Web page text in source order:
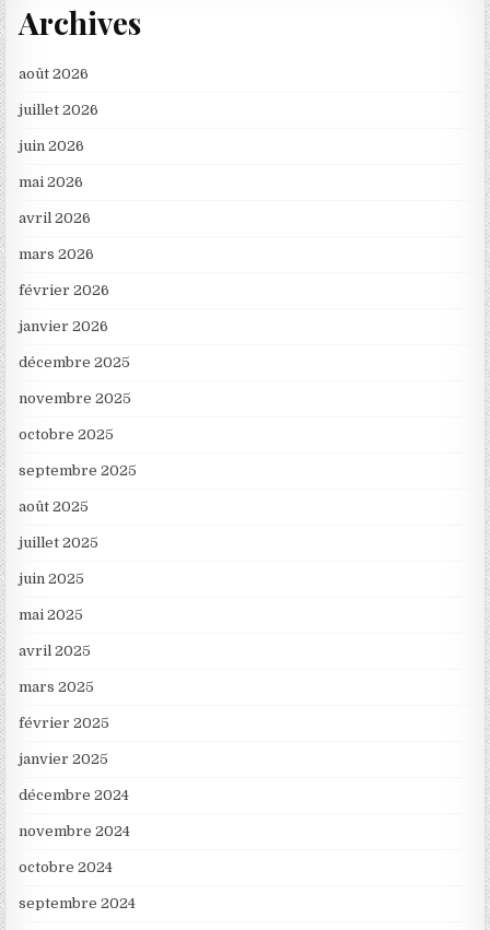
Archives
août 2026
juillet 2026
juin 2026
mai 2026
avril 2026
mars 2026
février 2026
janvier 2026
décembre 2025
novembre 2025
octobre 2025
septembre 2025
août 2025
juillet 2025
juin 2025
mai 2025
avril 2025
mars 2025
février 2025
janvier 2025
décembre 2024
novembre 2024
octobre 2024
septembre 2024